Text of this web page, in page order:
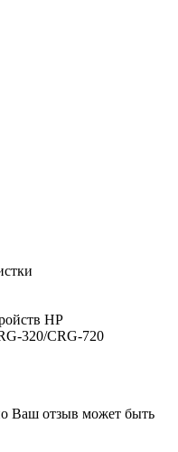
HP
320/CRG-720
Ваш отзыв может быть